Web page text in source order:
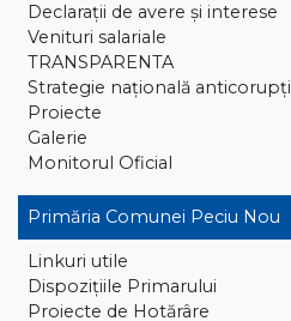
Declaraţii de avere și interese
Venituri salariale
TRANSPARENTA
Strategie națională
Proiecte
Galerie
Monitorul Oficial
Primăria Comunei Peciu Nou
Linkuri utile
Dispoziţiile Primarului
Proiecte de Hotărâre